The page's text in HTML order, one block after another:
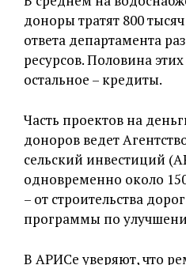
доноры тратят 800
ответа департамента
ресурсов. Половина
остальное – кредиты.
Часть проектов на
доноров ведет
сельский инвестиций
одновременно около
– от строительства
программы по
В АРИСе уверяют, что